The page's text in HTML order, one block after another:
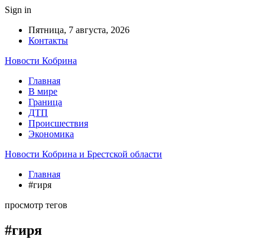
Sign in
Пятница, 7 августа, 2026
Контакты
Новости Кобрина
Главная
В мире
Граница
ДТП
Происшествия
Экономика
Новости Кобрина и Брестской области
Главная
#гиря
просмотр тегов
#гиря